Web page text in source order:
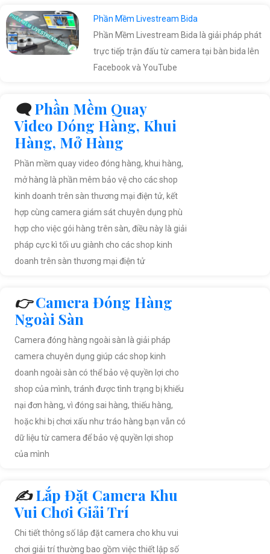
Phần Mềm Livestream Bida
Phần Mềm Livestream Bida là giải pháp phát
trực tiếp trận đấu từ camera tại bàn bida lên
Facebook và YouTube
🗨️Phần Mềm Quay
Video Dóng Hàng, Khui
Hàng, Mở Hàng
Phần mềm quay video đóng hàng, khui hàng,
mở hàng là phần mêm bảo vệ cho các shop
kinh doanh trên sàn thương mại điện tử, kết
hợp cùng camera giám sát chuyên dụng phù
hợp cho việc gói hàng trên sàn, điều này là giải
pháp cực kì tối ưu giành cho các shop kinh
doanh trên sàn thương mại điện tử
👉Camera Đóng Hàng
Ngoài Sàn
Camera đóng hàng ngoài sàn là giải pháp
camera chuyên dụng giúp các shop kinh
doanh ngoài sàn có thể bảo vệ quyền lợi cho
shop của mình, tránh được tình trạng bị khiếu
nại đơn hàng, vì đóng sai hàng, thiếu hàng,
hoặc khi bị chơi xấu như tráo hàng bạn vẫn có
dữ liệu từ camera để bảo vệ quyền lợi shop
của mình
✍️Lắp Đặt Camera Khu
Vui Chơi Giải Trí
Chi tiết thông số lắp đặt camera cho khu vui
chơi giải trí thường bao gồm việc thiết lập số